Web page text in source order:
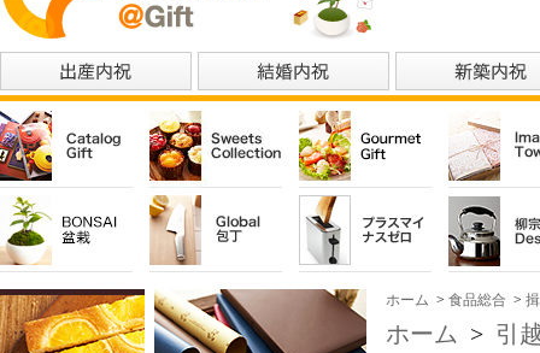
ホーム > 食品総合 >
ホーム > 引